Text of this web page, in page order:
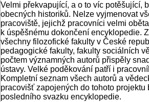
Velmi překvapující, a o to víc potěšující,
obecných historiků. Nelze vyjmenovat
pracoviště, jejichž pracovníci velmi
k úspěšnému dokončení encyklopedie.
všechny filozofické fakulty v České
pedagogické fakulty, fakulty sociálních
počtem významných autorů přispěly
ústavy. Velké poděkování patří i
Kompletní seznam všech autorů a
pracovišť zapojených do tohoto projektu
posledního svazku encyklopedie.